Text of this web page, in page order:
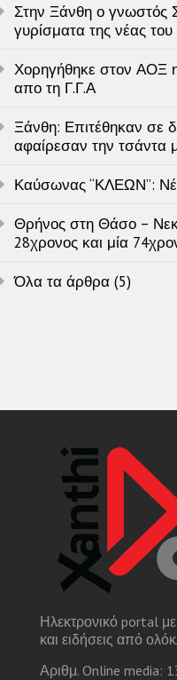
Στην Ξάνθη ο γνωστός
γυρίσματα της νέας
Χορηγήθηκε στον ΑΟΞ η
απο τη Γ.Γ.Α
Ξάνθη: Επιτέθηκαν σε
αφαίρεσαν την τσάντα
Καύσωνας “ΚΛΕΩΝ”:
Θρήνος στη Θάσο –
28χρονος και μία
Όλα τα άρθρα (5)
Ηλεκτρονικό portal
και ειδήσεις από
Αριθμ. Online media: